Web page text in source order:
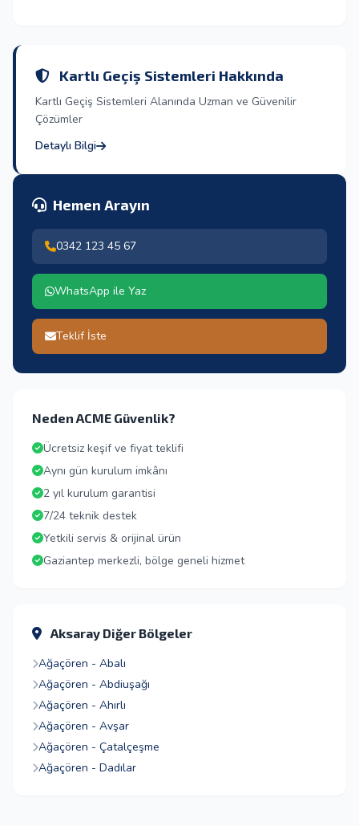
Kartlı Geçiş Sistemleri Hakkında
Kartlı Geçiş Sistemleri Alanında Uzman ve Güvenilir
Çözümler
Detaylı Bilgi
Hemen Arayın
0342 123 45 67
WhatsApp ile Yaz
Teklif İste
Neden ACME Güvenlik?
Ücretsiz keşif ve fiyat teklifi
Aynı gün kurulum imkânı
2 yıl kurulum garantisi
7/24 teknik destek
Yetkili servis & orijinal ürün
Gaziantep merkezli, bölge geneli hizmet
Aksaray Diğer Bölgeler
Ağaçören - Abalı
Ağaçören - Abdiuşağı
Ağaçören - Ahırlı
Ağaçören - Avşar
Ağaçören - Çatalçeşme
Ağaçören - Dadılar